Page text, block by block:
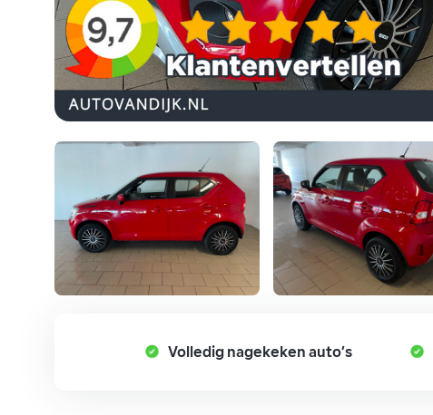
Volledig nagekeken auto’s